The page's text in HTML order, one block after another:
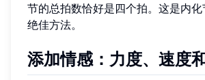
节的总拍数恰好是四个拍。这是内
绝佳方法。
添加情感：力度、速度